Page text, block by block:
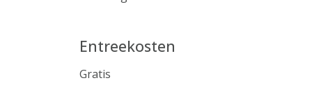
Entreekosten
Gratis